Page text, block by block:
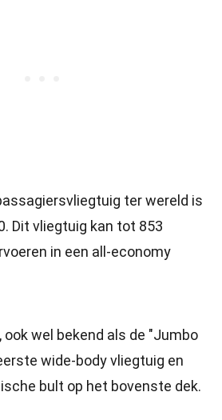
ter wereld is
Dit vliegtuig kan tot 853
in een all-economy
ook wel bekend als de "Jumbo
wide-body vliegtuig en
bult op het bovenste dek.